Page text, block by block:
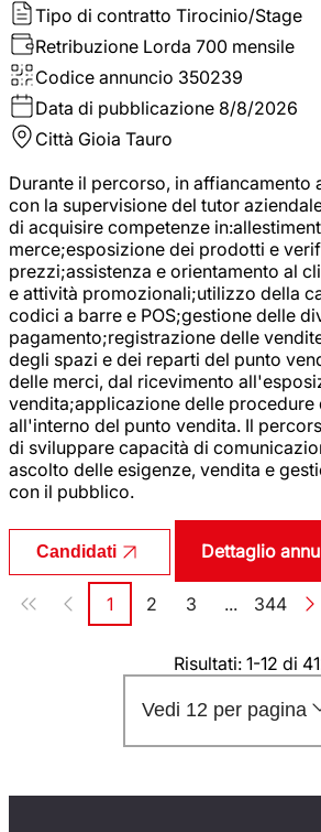
Tipo di contratto Tirocinio/Stage
Retribuzione Lorda 700 mensile
Codice annuncio 350239
Data di pubblicazione 8/8/2026
Città Gioia Tauro
Durante il percorso, in affiancamento
con la supervisione del tutor
di acquisire competenze
merce;esposizione dei prodotti e
prezzi;assistenza e orientamento al
e attività promozionali;utilizzo della
codici a barre e POS;gestione delle
pagamento;registrazione delle
degli spazi e dei reparti del punto
delle merci, dal ricevimento
vendita;applicazione delle procedure
all'interno del punto vendita. Il
di sviluppare capacità di
ascolto delle esigenze, vendita e
con il pubblico.
Candidati Dettaglio
Paginazione
Pagina
1 Pagina
2 Pagina
3 ... Pagina
344
Risultati: 1-12 di
Vedi 12 per pagina